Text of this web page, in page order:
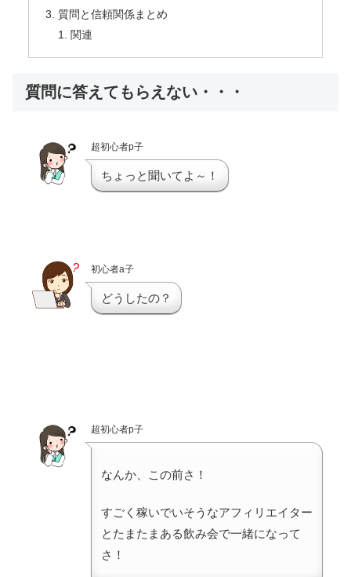
質問と信頼関係まとめ
関連
質問に答えてもらえない・・・
超初心者p子
ちょっと聞いてよ～！
初心者a子
どうしたの？
超初心者p子
なんか、この前さ！
すごく稼いでいそうなアフィリエイター
とたまたまある飲み会で一緒になって
さ！